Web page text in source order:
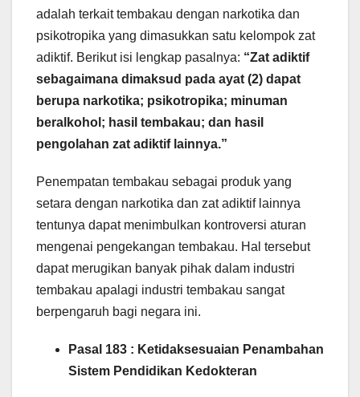
adalah terkait tembakau dengan narkotika dan
psikotropika yang dimasukkan satu kelompok zat
adiktif. Berikut isi lengkap pasalnya: “Zat adiktif
sebagaimana dimaksud pada ayat (2) dapat
berupa narkotika; psikotropika; minuman
beralkohol; hasil tembakau; dan hasil
pengolahan zat adiktif lainnya.”
Penempatan tembakau sebagai produk yang
setara dengan narkotika dan zat adiktif lainnya
tentunya dapat menimbulkan kontroversi aturan
mengenai pengekangan tembakau. Hal tersebut
dapat merugikan banyak pihak dalam industri
tembakau apalagi industri tembakau sangat
berpengaruh bagi negara ini.
Pasal 183 : Ketidaksesuaian Penambahan
Sistem Pendidikan Kedokteran